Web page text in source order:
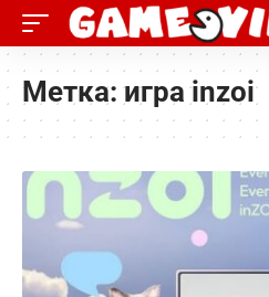
Метка:игра inzoi